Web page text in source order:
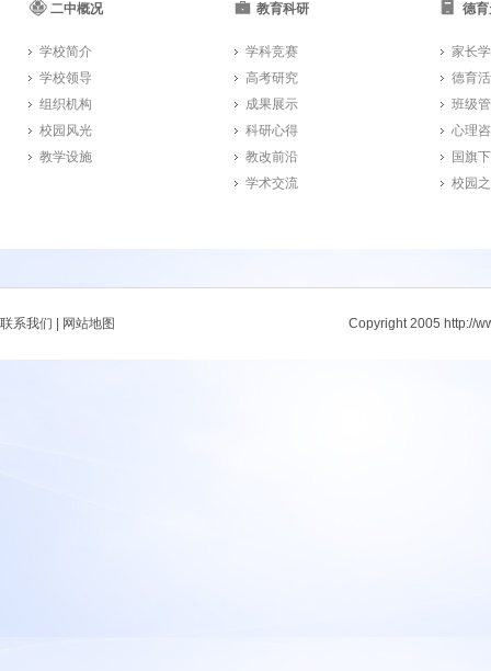
二中概况
学校简介
学校领导
组织机构
校园风光
教学设施
教育科研
学科竞赛
高考研究
成果展示
科研心得
教改前沿
学术交流
德
家长
德育
班级
心理
国旗
校园
联系我们 网站地图 Copyright 2005 http://